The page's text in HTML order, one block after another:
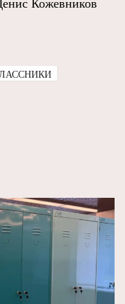
Кожевников